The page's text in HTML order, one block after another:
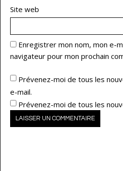
Site web
Enregistrer mon nom, mon e-
navigateur pour mon prochain
Prévenez-moi de tous les
e-mail.
Prévenez-moi de tous les